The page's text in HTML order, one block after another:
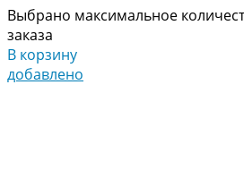
Выбрано максимальное
заказа
В корзину
добавлено